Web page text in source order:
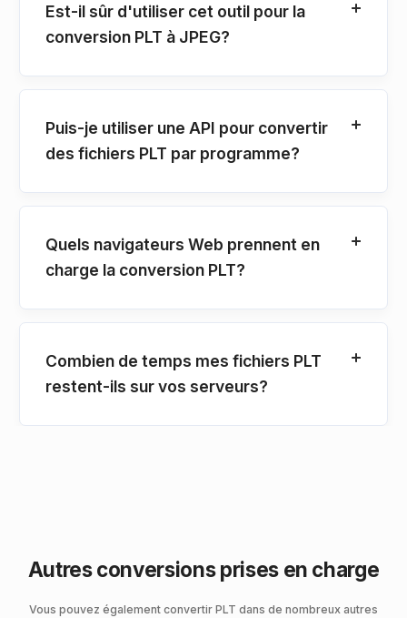
Est-il sûr d'utiliser cet outil pour la
conversion PLT à JPEG?
Puis-je utiliser une API pour convertir
des fichiers PLT par programme?
Quels navigateurs Web prennent en
charge la conversion PLT?
Combien de temps mes fichiers PLT
restent-ils sur vos serveurs?
Autres conversions prises en charge
Vous pouvez également convertir PLT dans de nombreux autres